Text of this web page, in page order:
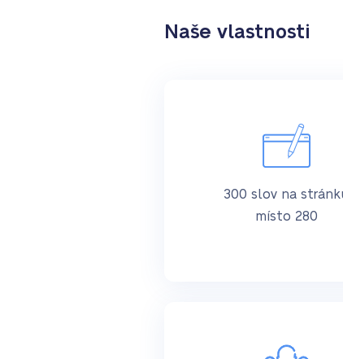
Naše vlastnosti
300 slov na
místo 280